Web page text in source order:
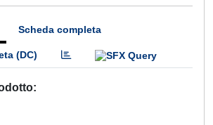
Scheda completa
(DC)